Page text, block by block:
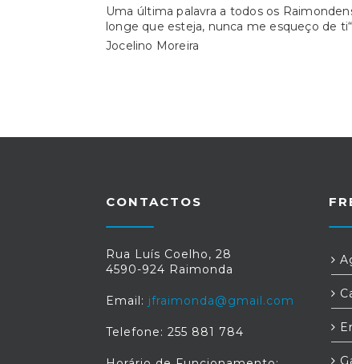
Uma última palavra a todos os
longe que esteja, nunca me esqueço de ti“
Jocelino Moreira
CONTACTOS
Rua Luís Coelho, 28
4590-924 Raimonda
Email: jfraimonda@gmail.com
Telefone: 255 881 784